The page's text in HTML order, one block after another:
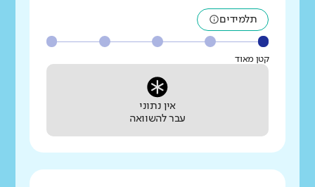
תלמידים
קטן מאוד
אין נתוני
עבר להשוואה